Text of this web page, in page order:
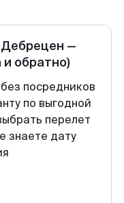
Дебрецен —
и обратно)
посредников
по выгодной
перелет
знаете дату